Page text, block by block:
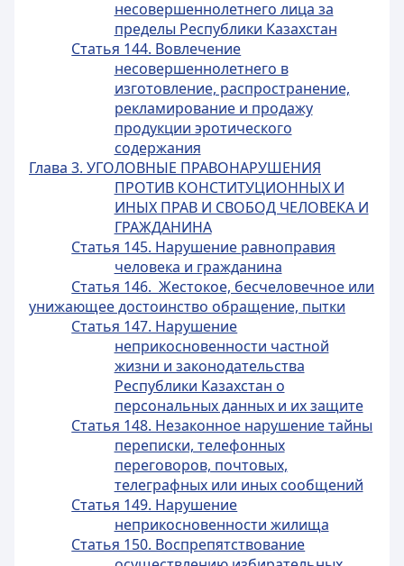
несовершеннолетнего лица за
пределы Республики Казахстан
Статья 144. Вовлечение
несовершеннолетнего в
изготовление, распространение,
рекламирование и продажу
продукции эротического
содержания
Глава 3. УГОЛОВНЫЕ ПРАВОНАРУШЕНИЯ
ПРОТИВ КОНСТИТУЦИОННЫХ И
ИНЫХ ПРАВ И СВОБОД ЧЕЛОВЕКА И
ГРАЖДАНИНА
Статья 145. Нарушение равноправия
человека и гражданина
Статья 146. Жестокое, бесчеловечное или
унижающее достоинство обращение, пытки
Статья 147. Нарушение
неприкосновенности частной
жизни и законодательства
Республики Казахстан о
персональных данных и их защите
Статья 148. Незаконное нарушение тайны
переписки, телефонных
переговоров, почтовых,
телеграфных или иных сообщений
Статья 149. Нарушение
неприкосновенности жилища
Статья 150. Воспрепятствование